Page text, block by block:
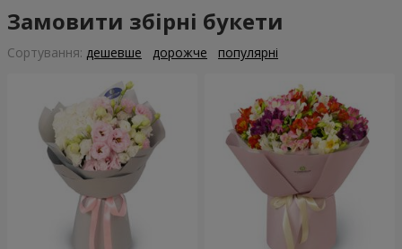
Замовити збірні букети
Сортування: дешевше дорожче популярні